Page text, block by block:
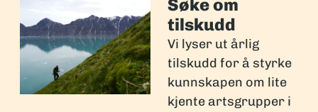
Søke om
tilskudd
Vi lyser ut årlig
tilskudd for å styrke
kunnskapen om lite
kjente artsgrupper i